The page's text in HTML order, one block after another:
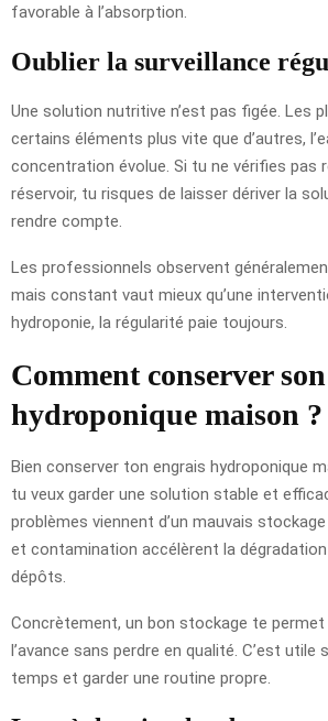
favorable à l’absorption.
Oublier la surveillance
Une solution nutritive n’est pas figée. Les
certains éléments plus vite que d’autres,
concentration évolue. Si tu ne vérifies pas
réservoir, tu risques de laisser dériver la
rendre compte.
Les professionnels observent
mais constant vaut mieux qu’une
hydroponie, la régularité paie toujours.
Comment conserver
hydroponique maison ?
Bien conserver ton engrais hydroponique
tu veux garder une solution stable et
problèmes viennent d’un mauvais
et contamination accélèrent la
dépôts.
Concrètement, un bon stockage te permet
l’avance sans perdre en qualité. C’est utile
temps et garder une routine propre.